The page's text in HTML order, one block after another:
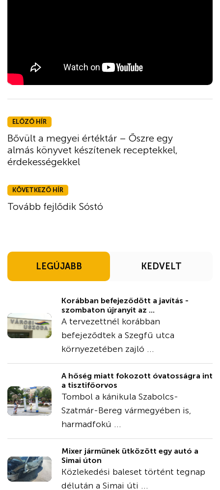
ELŐZŐ HÍR
Bővült a megyei értéktár – Őszre egy
almás könyvet készítenek receptekkel,
érdekességekkel
KÖVETKEZŐ HÍR
Tovább fejlődik Sóstó
LEGÚJABB KEDVELT
Korábban befejeződött a javítás -
szombaton újranyit az ...
A tervezettnél korábban
befejeződtek a Szegfű utca
környezetében zajló ...
A hőség miatt fokozott óvatosságra int
a tisztifőorvos
Tombol a kánikula Szabolcs-
Szatmár-Bereg vármegyében is,
harmadfokú ...
Mixer járműnek ütközött egy autó a
Simai úton
Közlekedési baleset történt tegnap
délután a Simai úti ...